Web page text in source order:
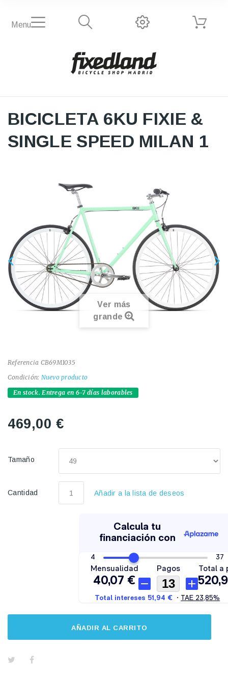
Menu
BICICLETA 6KU FIXIE &
SINGLE SPEED MILAN 1
Ver más
grande
Referencia CB69M1035
Condición: Nuevo producto
En stock. Entrega en 6-7 días laborables
469,00 €
Tamaño
Cantidad Añadir a la lista de deseos
AÑADIR AL CARRITO